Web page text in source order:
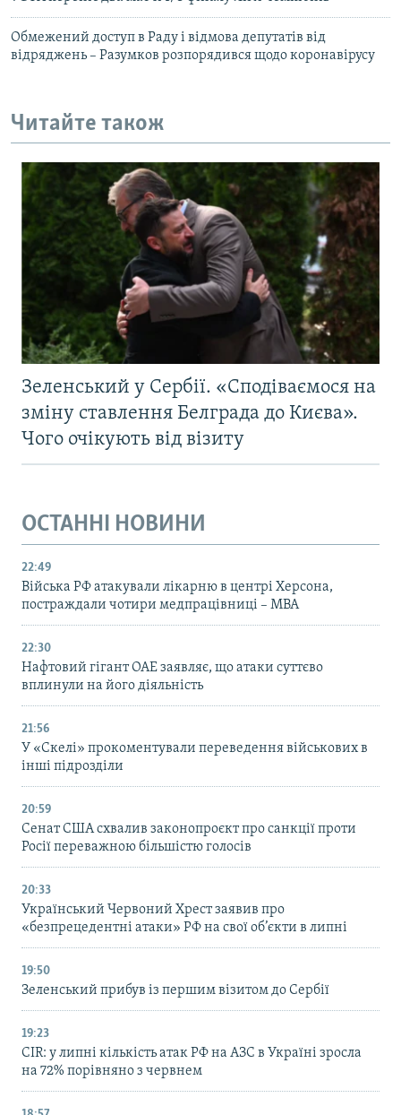
Обмежений доступ в Раду і відмова депутатів від
відряджень – Разумков розпорядився щодо коронавірусу
Читайте також
Зеленський у Сербії. «Сподіваємося на
зміну ставлення Белграда до Києва».
Чого очікують від візиту
ОСТАННІ НОВИНИ
22:49
Війська РФ атакували лікарню в центрі Херсона,
постраждали чотири медпрацівниці – МВА
22:30
Нафтовий гігант ОАЕ заявляє, що атаки суттєво
вплинули на його діяльність
21:56
У «Скелі» прокоментували переведення військових в
інші підрозділи
20:59
Cенат США схвалив законопроєкт про санкції проти
Росії переважною більшістю голосів
20:33
Український Червоний Хрест заявив про
«безпрецедентні атаки» РФ на свої об’єкти в липні
19:50
Зеленський прибув із першим візитом до Сербії
19:23
CIR: у липні кількість атак РФ на АЗС в Україні зросла
на 72% порівняно з червнем